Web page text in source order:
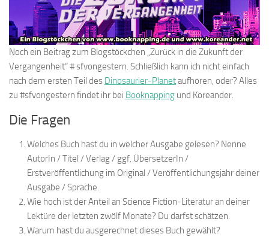
Noch ein Beitrag zum Blogstöckchen „Zurück in die Zukunft der
Vergangenheit“ # sfvongestern. Schließlich kann ich nicht einfach
nach dem ersten Teil des Dinosaurier-Planetaufhören, oder? Alles
zu #sfvongestern findet ihr bei Booknapping und Koreander.
Die Fragen
Welches Buch hast du in welcher Ausgabe gelesen? Nenne
AutorIn / Titel / Verlag / ggf. ÜbersetzerIn /
Erstveröffentlichung im Original / Veröffentlichungsjahr deiner
Ausgabe / Sprache.
Wie hoch ist der Anteil an Science Fiction-Literatur an deiner
Lektüre der letzten zwölf Monate? Du darfst schätzen.
Warum hast du ausgerechnet dieses Buch gewählt?